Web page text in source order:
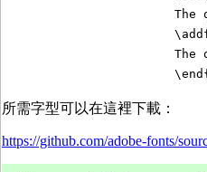
The
The
所需字型可以在這裡下載：
https://github.com/adobe-fonts/